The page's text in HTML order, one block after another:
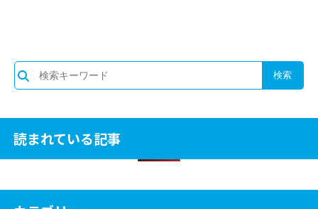
読まれている記事